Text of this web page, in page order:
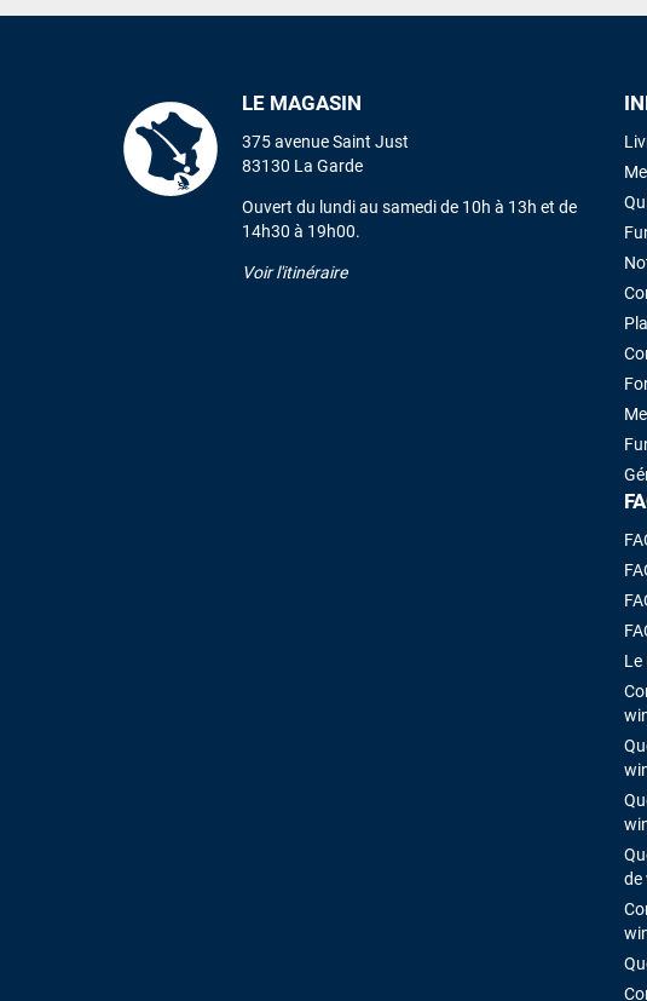
LE MAGASIN
375 avenue Saint Just
83130 La Garde
Ouvert du lundi au samedi de 10h à 13h et de
14h30 à 19h00.
Voir l'itinéraire
de
été rapide.
VOIR